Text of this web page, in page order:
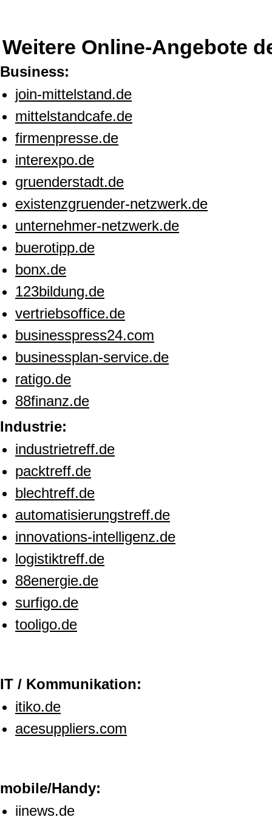
Weitere Online-Angebote
Business:
join-mittelstand.de
mittelstandcafe.de
firmenpresse.de
interexpo.de
gruenderstadt.de
existenzgruender-netzwerk.de
unternehmer-netzwerk.de
buerotipp.de
bonx.de
123bildung.de
vertriebsoffice.de
businesspress24.com
businessplan-service.de
ratigo.de
88finanz.de
Industrie:
industrietreff.de
packtreff.de
blechtreff.de
automatisierungstreff.de
innovations-intelligenz.de
logistiktreff.de
88energie.de
surfigo.de
tooligo.de
IT / Kommunikation:
itiko.de
acesuppliers.com
mobile/Handy:
iinews.de